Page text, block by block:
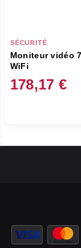
SÉCURITÉ
Moniteur vidéo
WiFi
178,17 €